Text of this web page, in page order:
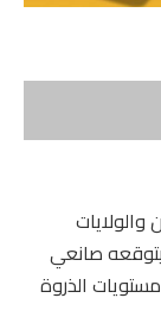
والولايات
صانعي
الذروة